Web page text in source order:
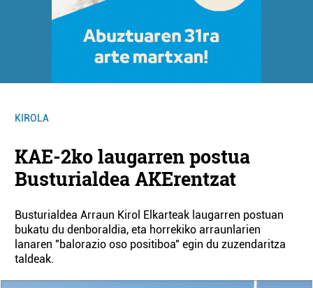
KIROLA
KAE-2ko laugarren postua
Busturialdea AKErentzat
Busturialdea Arraun Kirol Elkarteak laugarren postuan
bukatu du denboraldia, eta horrekiko arraunlarien
lanaren "balorazio oso positiboa" egin du zuzendaritza
taldeak.